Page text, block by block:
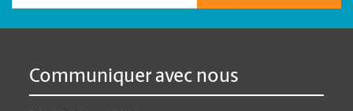
Communiquer avec nous